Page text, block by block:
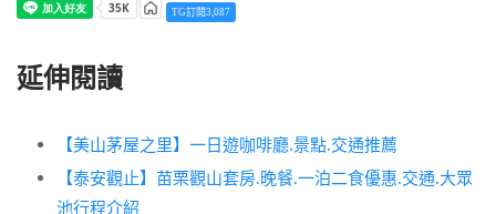
TG訂閱3,087
延伸閱讀
【美山茅屋之里】一日遊咖啡廳.景點.交通推薦
【泰安觀止】苗栗觀山套房.晚餐.一泊二食優惠.交通.大眾
池行程介紹